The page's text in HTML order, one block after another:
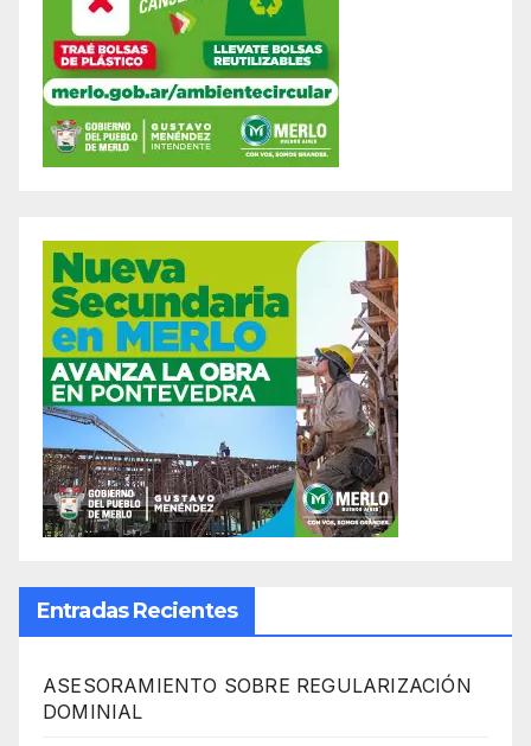
Entradas Recientes
ASESORAMIENTO SOBRE REGULARIZACIÓN
DOMINIAL